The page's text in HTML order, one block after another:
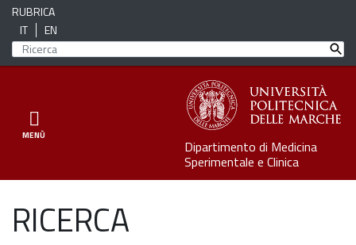
RUBRICA
IT
EN
Toggle navigation
MENÙ
Dipartimento di Medicina
Sperimentale e Clinica
RICERCA